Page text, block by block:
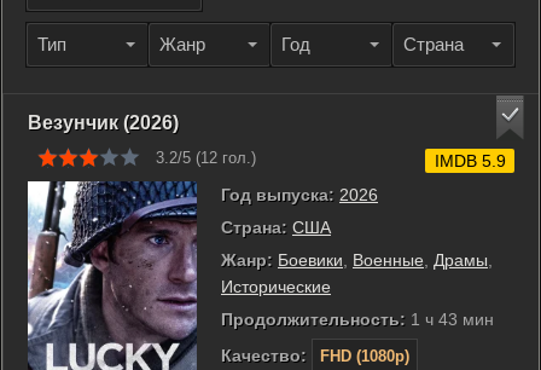
Тип Жанр Год Страна
Везунчик (2026)
3.2/5 (12 гол.)
Год выпуска: 2026
Страна: США
Жанр: Боевики Военные Драмы
Исторические
Продолжительность: 1 ч 43 мин
Качество:
FHD (1080p)
IMDB 5.9